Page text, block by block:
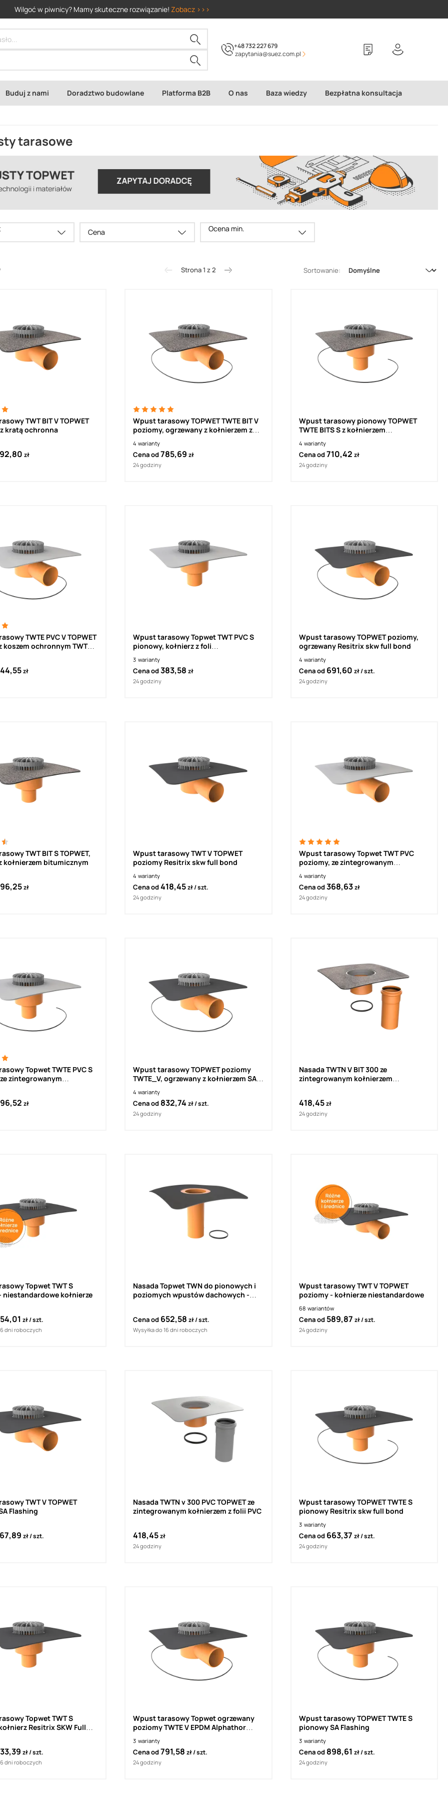
Wilgoć w piwnicy? Mamy skuteczne rozwiązanie! Zobacz >>>
+48 732 227 679
zapytania@suez.com.pl
Buduj z nami Doradztwo budowlane Platforma B2B O nas Baza wiedzy Bezpłatna konsultacja
tarasowe
Cena Ocena min.
Strona 1 z 2 Sortowanie:
BIT V TOPWET
poziomy, z kratą ochronna
zł
Wpust tarasowy TOPWET TWTE BIT V
poziomy, ogrzewany z kołnierzem z
4 warianty
Cena od785,69zł
24 godziny
Wpust tarasowy pionowy TOPWET
TWTE BITS S z kołnierzem
4 warianty
Cena od710,42 zł
24 godziny
TWTE PVC V TOPWET
koszem ochronnym TWTE
zł
Wpust tarasowy Topwet TWT PVC S
pionowy, kołnierz z foli
3 warianty
Cena od383,58zł
24 godziny
Wpust tarasowy TOPWET poziomy,
ogrzewany Resitrix skw full bond
4 warianty
Cena od 691,60 zł szt.
24 godziny
S TOPWET,
kołnierzem bitumicznym
zł
Wpust tarasowy TWT V TOPWET
poziomy Resitrix skw full bond
4 warianty
Cena od418,45zł szt.
24 godziny
Wpust tarasowy Topwet TWT PVC
poziomy, ze zintegrowanym
4 warianty
Cena od368,63zł
24 godziny
Topwet TWTE PVC S
zintegrowanym
ogrzewany 230 V z kablem
, z koszem
zł
Wpust tarasowy TOPWET poziomy
TWTE_V, ogrzewany z kołnierzem SA
4 warianty
Cena od 832,74zł szt.
24 godziny
Nasada TWTN V BIT 300 ze
zintegrowanym kołnierzem
418,45zł
24 godziny
Topwet TWT S
- niestandardowe kołnierze
zł szt.
dni roboczych
Nasada Topwet TWN do pionowych i
poziomych wpustów dachowych -
Cena od 652,58zł szt.
Wysyłka do 16 dni roboczych
Wpust tarasowy TWT V TOPWET
poziomy - kołnierze niestandardowe
68 wariantów
Cena od 589,87 zł szt.
24 godziny
TWT V TOPWET
Flashing
zł szt.
Nasada TWTN v 300 PVC TOPWET ze
zintegrowanym kołnierzem z folii PVC
418,45zł
24 godziny
Wpust tarasowy TOPWET TWTE S
pionowy Resitrix skw full bond
3 warianty
Cena od 663,37 zł szt.
24 godziny
Topwet TWT S
Resitrix SKW Full
zł szt.
dni roboczych
Wpust tarasowy Topwet ogrzewany
poziomy TWTE V EPDM Alphathor
3 warianty
Cena od791,58zł szt.
24 godziny
Wpust tarasowy TOPWET TWTE S
pionowy SA Flashing
3 warianty
Cena od 898,61 zł szt.
24 godziny